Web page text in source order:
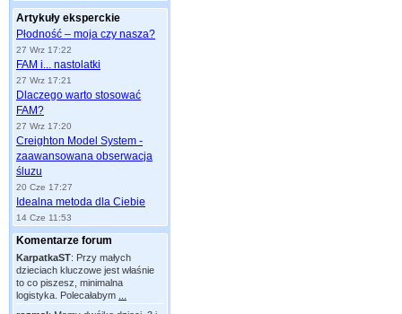
Artykuły eksperckie
Płodność – moja czy nasza?
27 Wrz 17:22
FAM i... nastolatki
27 Wrz 17:21
Dlaczego warto stosować
FAM?
27 Wrz 17:20
Creighton Model System -
zaawansowana obserwacja
śluzu
20 Cze 17:27
Idealna metoda dla Ciebie
14 Cze 11:53
Komentarze forum
KarpatkaST: Przy małych
dzieciach kluczowe jest właśnie
to co piszesz, minimalna
logistyka. Polecałabym